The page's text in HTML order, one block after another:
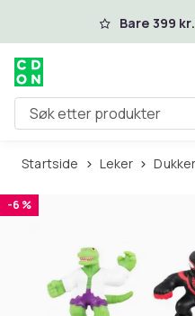
Hopp til hovedinnhold
Bare 399
Søk etter produkter
Startside Leker
-6 %